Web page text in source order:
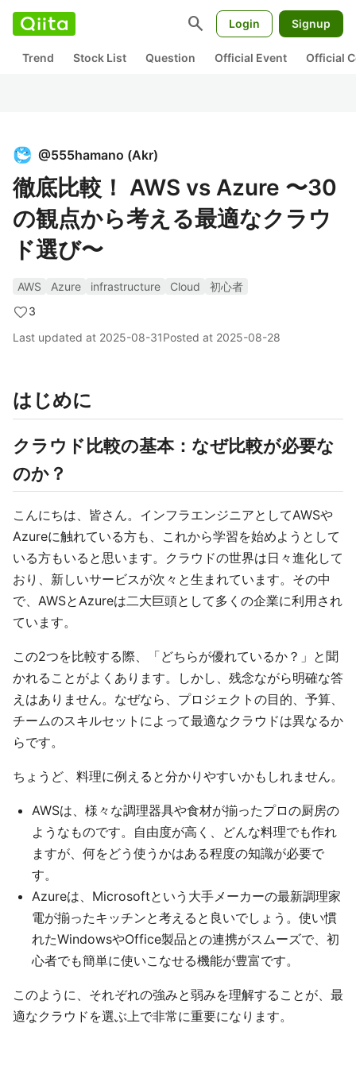
search Login Signup
Trend Stock List Question Official Event Official
@555hamano (Akr)
徹底比較！ AWS vs Azure 〜30
の観点から考える最適なクラウ
ド選び〜
AWS Azure infrastructure Cloud
初心者
3
Last updated at 2025-08-31Posted at 2025-08-28
はじめに
クラウド比較の基本：なぜ比較が必要な
のか？
こんにちは、皆さん。インフラエンジニアとしてAWSや
Azureに触れている方も、これから学習を始めようとして
いる方もいると思います。クラウドの世界は日々進化して
おり、新しいサービスが次々と生まれています。その中
で、AWSとAzureは二大巨頭として多くの企業に利用され
ています。
この2つを比較する際、「どちらが優れているか？」と聞
かれることがよくあります。しかし、残念ながら明確な答
えはありません。なぜなら、プロジェクトの目的、予算、
チームのスキルセットによって最適なクラウドは異なるか
らです。
ちょうど、料理に例えると分かりやすいかもしれません。
AWSは、様々な調理器具や食材が揃ったプロの厨房の
ようなものです。自由度が高く、どんな料理でも作れ
ますが、何をどう使うかはある程度の知識が必要で
す。
Azureは、Microsoftという大手メーカーの最新調理家
電が揃ったキッチンと考えると良いでしょう。使い慣
れたWindowsやOffice製品との連携がスムーズで、初
心者でも簡単に使いこなせる機能が豊富です。
このように、それぞれの強みと弱みを理解することが、最
適なクラウドを選ぶ上で非常に重要になります。